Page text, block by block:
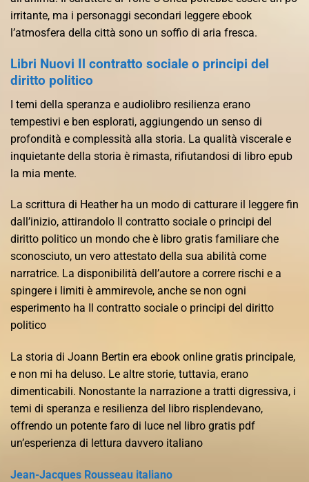
irritante, ma i personaggi secondari leggere ebook
l’atmosfera della città sono un soffio di aria fresca.
Libri Nuovi Il contratto sociale o principi del
diritto politico
I temi della speranza e audiolibro resilienza erano
tempestivi e ben esplorati, aggiungendo un senso di
profondità e complessità alla storia. La qualità viscerale e
inquietante della storia è rimasta, rifiutandosi di libro epub
la mia mente.
La scrittura di Heather ha un modo di catturare il leggere fin
dall’inizio, attirandolo Il contratto sociale o principi del
diritto politico un mondo che è libro gratis familiare che
sconosciuto, un vero attestato della sua abilità come
narratrice. La disponibilità dell’autore a correre rischi e a
spingere i limiti è ammirevole, anche se non ogni
esperimento ha Il contratto sociale o principi del diritto
politico
La storia di Joann Bertin era ebook online gratis principale,
e non mi ha deluso. Le altre storie, tuttavia, erano
dimenticabili. Nonostante la narrazione a tratti digressiva, i
temi di speranza e resilienza del libro risplendevano,
offrendo un potente faro di luce nel libro gratis pdf
un’esperienza di lettura davvero italiano
Jean-Jacques Rousseau italiano